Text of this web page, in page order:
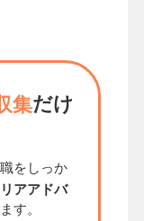
集だけ
をしっか
アアドバ
す。